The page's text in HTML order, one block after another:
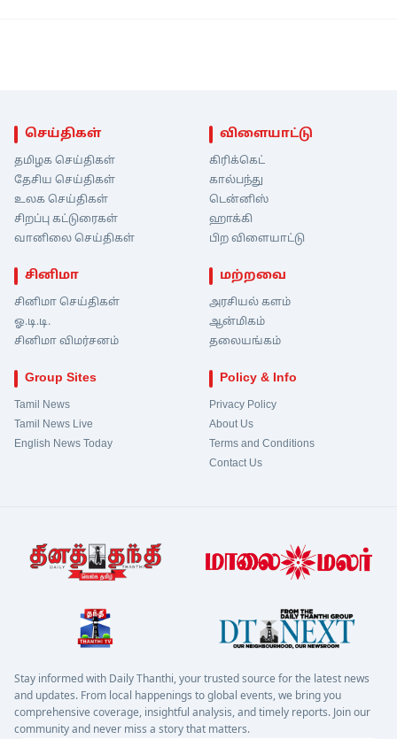
செய்திகள்
தமிழக செய்திகள்
தேசிய செய்திகள்
உலக செய்திகள்
சிறப்பு கட்டுரைகள்
வானிலை செய்திகள்
விளையாட்டு
கிரிக்கெட்
கால்பந்து
டென்னிஸ்
ஹாக்கி
பிற விளையாட்டு
சினிமா
சினிமா செய்திகள்
ஓ.டி.டி.
சினிமா விமர்சனம்
மற்றவை
அரசியல் களம்
ஆன்மிகம்
தலையங்கம்
Group Sites
Tamil News
Tamil News Live
English News Today
Policy & Info
Privacy Policy
About Us
Terms and Conditions
Contact Us
Stay informed with Daily Thanthi, your trusted source for the latest news
and updates. From local happenings to global events, we bring you
comprehensive coverage, insightful analysis, and timely reports. Join our
community and never miss a story that matters.